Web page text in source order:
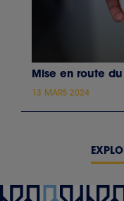
Mise en route
13 MARS 2024